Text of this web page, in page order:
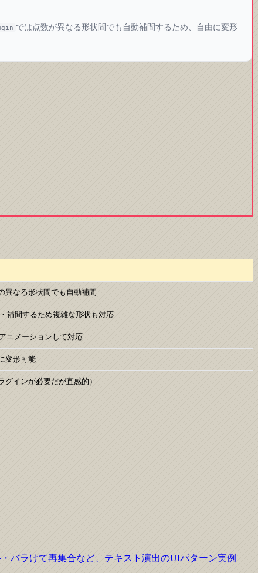
では点数が異なる形状間でも自動補間するため、自由に変形
異なる形状間でも自動補間
補間するため複雑な形状も対応
ニメーションして対応
変形可能
グインが必要だが直感的）
バラけて再集合など、テキスト演出のUIパターン実例